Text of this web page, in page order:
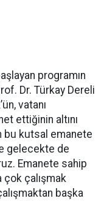
programın
Dr. Türkay Dereli
vatanı
ettiğinin altını
bu kutsal emanete
gelecekte de
Emanete sahip
çok çalışmak
başka